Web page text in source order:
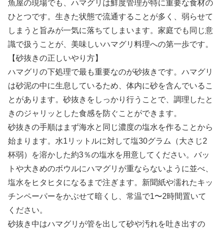
魚屋の現場でも、ハマグリは鮮度管理が特に重要な食材の
ひとつです。生きた状態で流通することが多く、弱らせて
しまうと旨みが一気に落ちてしまいます。家庭でも同じ意
識で扱うことが、美味しいハマグリ料理への第一歩です。
【砂抜きの正しいやり方】
ハマグリの下処理で最も重要なのが砂抜きです。ハマグリ
は砂泥の中に生息しているため、体内に砂を含んでいるこ
とがあります。砂抜きをしっかり行うことで、調理したと
きのジャリッとした食感を防ぐことができます。
砂抜きの手順はまず海水と同じ濃度の塩水を作ることから
始まります。水1リットルに対して塩30グラム（大さじ2
杯弱）を溶かした約3％の塩水を用意してください。バッ
トや大きめのボウルにハマグリが重ならないように並べ、
塩水をヒタヒタになるまで注ぎます。新聞紙や濡れたキッ
チンペーパーをかぶせて暗くし、常温で1〜2時間置いて
ください。
砂抜き中はハマグリが管を出して砂や汚れを吐き出すの